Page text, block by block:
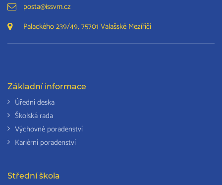
posta@issvm.cz
Palackého 239/49, 75701 Valašské Meziříčí
Základní informace
Úřední deska
Školská rada
Výchovné poradenství
Kariérní poradenství
Střední škola